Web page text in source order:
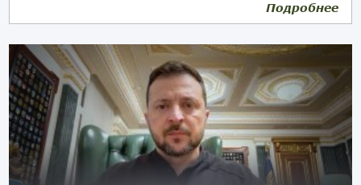
Подробнее